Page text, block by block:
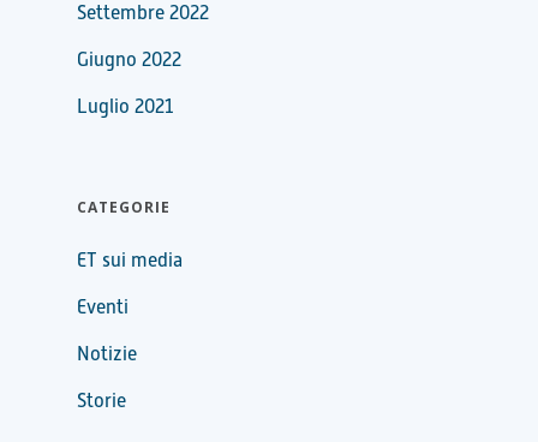
Settembre 2022
Giugno 2022
Luglio 2021
CATEGORIE
ET sui media
Eventi
Notizie
Storie